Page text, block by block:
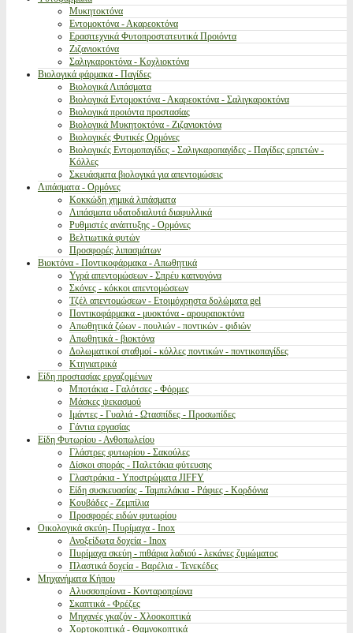
Μυκητοκτόνα
Εντομοκτόνα - Ακαρεοκτόνα
Ερασιτεχνικά Φυτοπροστατευτικά Προιόντα
Ζιζανιοκτόνα
Σαλιγκαροκτόνα - Κοχλιοκτόνα
Βιολογικά φάρμακα - Παγίδες
Βιολογικά Λιπάσματα
Βιολογικά Εντομοκτόνα - Ακαρεοκτόνα - Σαλιγκαροκτόνα
Βιολογικά προιόντα προστασίας
Βιολογικά Μυκητοκτόνα - Ζιζανιοκτόνα
Βιολογικές Φυτικές Ορμόνες
Βιολογικές Εντομοπαγίδες - Σαλιγκαροπαγίδες - Παγίδες ερπετών -
Κόλλες
Σκευάσματα βιολογικά για απεντομώσεις
Λιπάσματα - Ορμόνες
Κοκκώδη χημικά λιπάσματα
Λιπάσματα υδατοδιαλυτά διαφυλλικά
Ρυθμιστές ανάπτυξης - Ορμόνες
Βελτιωτικά φυτών
Προσφορές λιπασμάτων
Βιοκτόνα - Ποντικοφάρμακα - Απωθητικά
Υγρά απεντομώσεων - Σπρέυ καπνογόνα
Σκόνες - κόκκοι απεντομώσεων
Τζέλ απεντομώσεων - Ετοιμόχρηστα δολώματα gel
Ποντικοφάρμακα - μυοκτόνα - αρουραιοκτόνα
Απωθητικά ζώων - πουλιών - ποντικών - φιδιών
Απωθητικά - βιοκτόνα
Δολωματικοί σταθμοί - κόλλες ποντικών - ποντικοπαγίδες
Κτηνιατρικά
Είδη προστασίας εργαζομένων
Μποτάκια - Γαλότσες - Φόρμες
Μάσκες ψεκασμού
Ιμάντες - Γυαλιά - Ωτασπίδες - Προσωπίδες
Γάντια εργασίας
Είδη Φυτωρίου - Ανθοπωλείου
Γλάστρες φυτωρίου - Σακούλες
Δίσκοι σποράς - Παλετάκια φύτευσης
Γλαστράκια - Υποστρώματα JIFFY
Είδη συσκευασίας - Ταμπελάκια - Ράφιες - Κορδόνια
Κουβάδες - Ζεμπίλια
Προσφορές ειδών φυτωρίου
Οικολογικά σκεύη- Πυρίμαχα - Inox
Ανοξείδωτα δοχεία - Inox
Πυρίμαχα σκεύη - πιθάρια λαδιού - λεκάνες ζυμώματος
Πλαστικά δοχεία - Βαρέλια - Τενεκέδες
Μηχανήματα Κήπου
Αλυσσοπρίονα - Κονταροπρίονα
Σκαπτικά - Φρέζες
Μηχανές γκαζόν - Χλοοκοπτικά
Χορτοκοπτικά - Θαμνοκοπτικά